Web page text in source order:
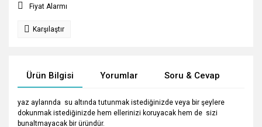
Fiyat Alarmı
Karşılaştır
Ürün Bilgisi Yorumlar Soru & Cevap
yaz aylarında su altında tutunmak istediğinizde veya bir şeylere
dokunmak istediğinizde hem ellerinizi koruyacak hem de sizi
bunaltmayacak bir üründür.